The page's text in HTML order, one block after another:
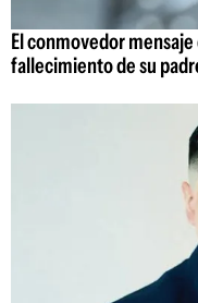
El conmovedor
fallecimiento de su